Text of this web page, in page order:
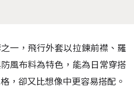
之一，飛行外套以拉鍊前襟、羅
風布料為特色，能為日常穿搭
，卻又比想像中更容易搭配。